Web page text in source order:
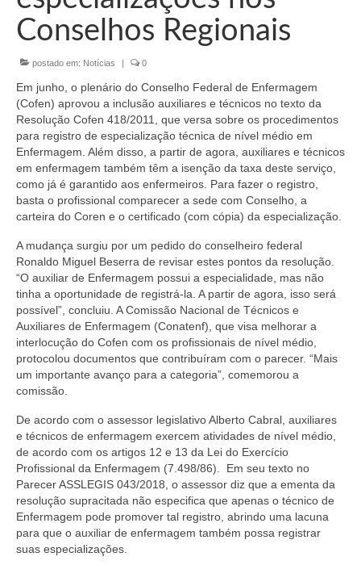
Conselheiros e Diretoria
Câmaras Técnicas
Carta de Serviços ao Cidadão
Governança
Transparência e Prestação de Contas
Eleições
Eleições 2023
Eleições Anteriores
Agenda do presidente
Editais e licitação
Eleições
Fiscalização
Responsabilidade Técnica
Legislações
Decisões
Conselhos Regionais
postado em: Notícias | 0
Em junho, o plenário do Conselho Federal de Enfermagem
(Cofen) aprovou a inclusão auxiliares e técnicos no texto da
Resolução Cofen 418/2011, que versa sobre os procedimentos
para registro de especialização técnica de nível médio em
Enfermagem. Além disso, a partir de agora, auxiliares e técnicos
em enfermagem também têm a isenção da taxa deste serviço,
como já é garantido aos enfermeiros. Para fazer o registro,
basta o profissional comparecer a sede com Conselho, a
carteira do Coren e o certificado (com cópia) da especialização.
A mudança surgiu por um pedido do conselheiro federal
Ronaldo Miguel Beserra de revisar estes pontos da resolução.
“O auxiliar de Enfermagem possui a especialidade, mas não
tinha a oportunidade de registrá-la. A partir de agora, isso será
possível”, concluiu. A Comissão Nacional de Técnicos e
Auxiliares de Enfermagem (Conatenf), que visa melhorar a
interlocução do Cofen com os profissionais de nível médio,
protocolou documentos que contribuíram com o parecer. “Mais
um importante avanço para a categoria”, comemorou a
comissão.
De acordo com o assessor legislativo Alberto Cabral, auxiliares
e técnicos de enfermagem exercem atividades de nível médio,
de acordo com os artigos 12 e 13 da Lei do Exercício
Profissional da Enfermagem (7.498/86). Em seu texto no
Parecer ASSLEGIS 043/2018, o assessor diz que a ementa da
resolução supracitada não especifica que apenas o técnico de
Enfermagem pode promover tal registro, abrindo uma lacuna
para que o auxiliar de enfermagem também possa registrar
suas especializações.